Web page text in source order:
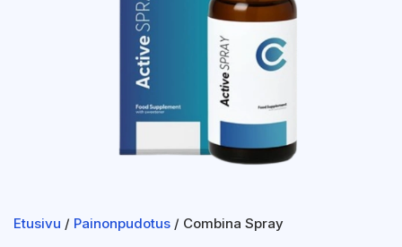
Etusivu / Painonpudotus / Combina Spray